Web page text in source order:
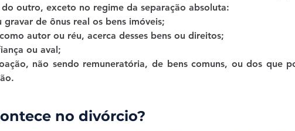
outro, exceto no regime da separação absoluta:
gravar de ônus real os bens imóveis;
autor ou réu, acerca desses bens ou direitos;
ou aval;
não sendo remuneratória, de bens comuns, ou dos que
no divórcio?